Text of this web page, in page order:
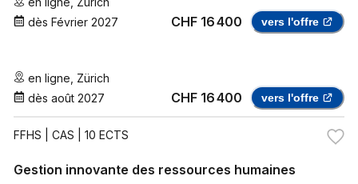
dès Février 2027 CHF 16 400 vers l'offre
en ligne Zürich
dès août 2027 CHF 16 400 vers l'offre
FFHS | CAS | 10 ECTS
Gestion innovante des ressources humaines